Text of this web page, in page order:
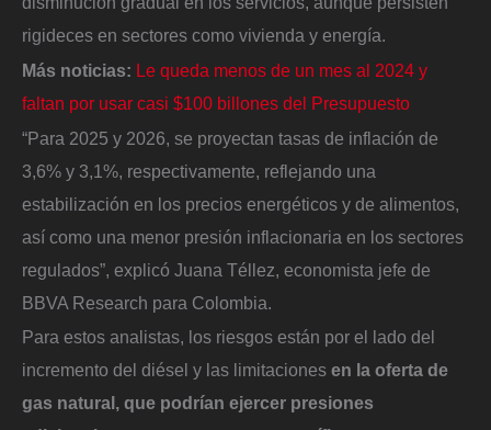
rigideces en sectores como vivienda y energía.
Más noticias: Le queda menos de un mes al 2024 y
faltan por usar casi $100 billones del Presupuesto
“Para 2025 y 2026, se proyectan tasas de inflación de
3,6% y 3,1%, respectivamente, reflejando una
estabilización en los precios energéticos y de alimentos,
así como una menor presión inflacionaria en los sectores
regulados”, explicó Juana Téllez, economista jefe de
BBVA Research para Colombia.
Para estos analistas, los riesgos están por el lado del
incremento del diésel y las limitaciones en la oferta de
gas natural, que podrían ejercer presiones